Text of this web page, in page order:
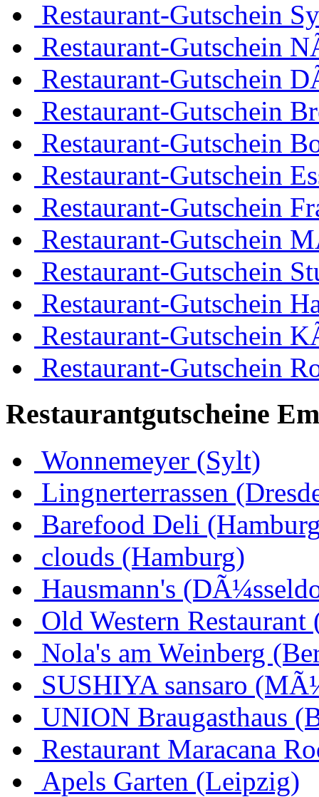
Restaurant-Gutschein
Restaurant-Gutschein
Restaurant-Gutschein
Restaurant-Gutschein
Restaurant-Gutschein
Restaurant-Gutschein
Restaurant-Gutschein
Restaurant-Gutschein
Restaurant-Gutschein
Restaurant-Gutschein
Restaurant-Gutschein
Restaurant-Gutschein
Restaurantgutscheine
Wonnemeyer (Sylt)
Lingnerterrassen
Barefood Deli
clouds (Hamburg)
Hausmann's
Old Western Restaurant
Nola's am Weinberg
SUSHIYA sansaro
UNION Braugasthaus
Restaurant Maracana
Apels Garten (Leipzig)